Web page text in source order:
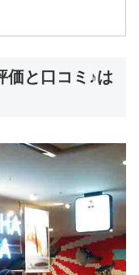
価と口コミ♪は